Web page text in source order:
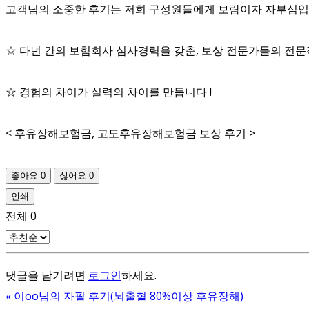
고객님의 소중한 후기는 저희 구성원들에게 보람이자 자부심
☆ 다년 간의 보험회사 심사경력을 갖춘, 보상 전문가들의 전문
☆ 경험의 차이가 실력의 차이를 만듭니다 !
< 후유장해보험금, 고도후유장해보험금 보상 후기 >
좋아요 0 싫어요 0
인쇄
전체 0
댓글을 남기려면 로그인하세요.
« 이oo님의 자필 후기(뇌출혈 80%이상 후유장해)